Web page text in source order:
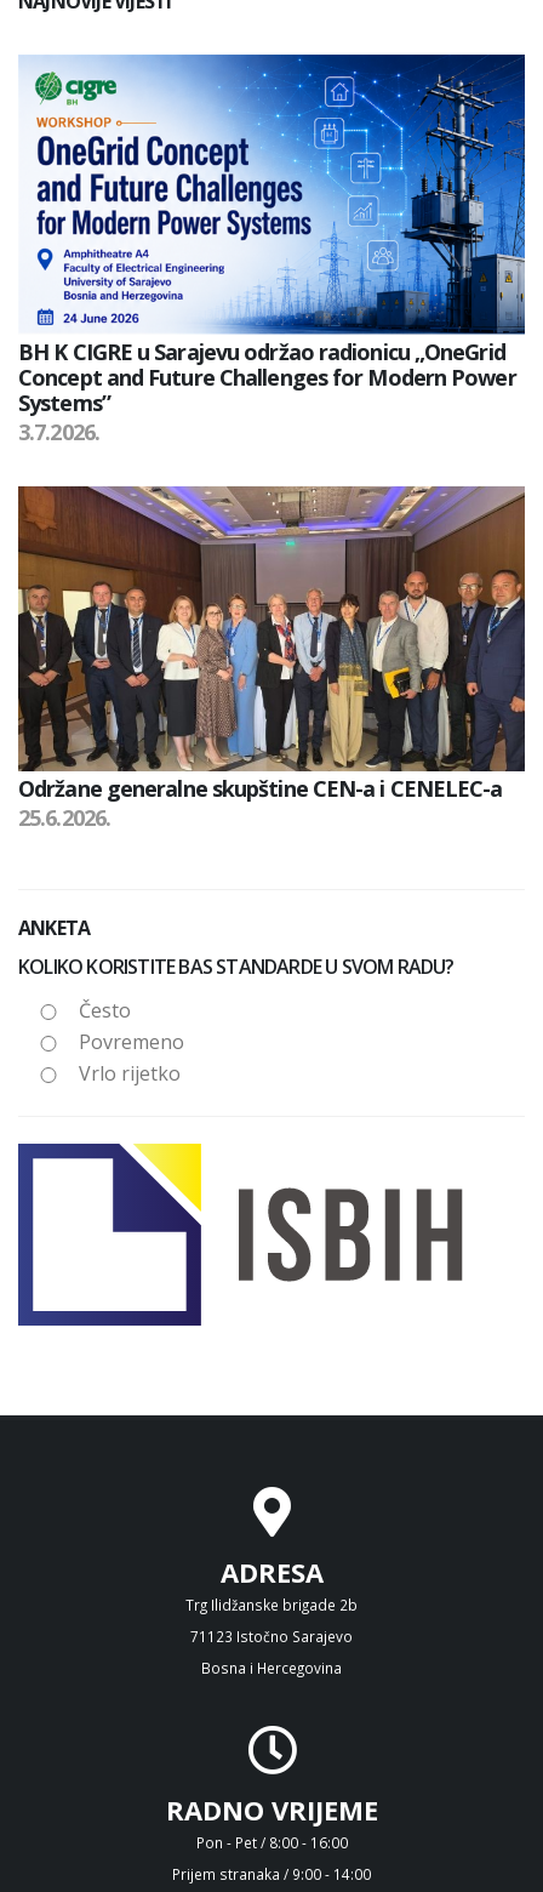
BH K CIGRE u Sarajevu održao radionicu „OneGrid
Concept and Future Challenges for Modern Power
Systems”
3.7.2026.
Održane generalne skupštine CEN-a i CENELEC-a
25.6.2026.
ANKETA
KOLIKO KORISTITE BAS STANDARDE U SVOM RADU?
Često
Povremeno
Vrlo rijetko
ADRESA
Trg Ilidžanske brigade 2b
71123 Istočno Sarajevo
Bosna i Hercegovina
RADNO VRIJEME
Pon - Pet / 8:00 - 16:00
Prijem stranaka / 9:00 - 14:00